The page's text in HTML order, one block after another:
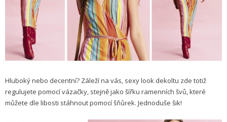
Hluboký nebo decentní? Záleží na vás, sexy look dekoltu zde totiž
regulujete pomocí vázačky, stejně jako šířku ramenních švů, které
můžete dle libosti stáhnout pomocí šňůrek. Jednoduše šik!